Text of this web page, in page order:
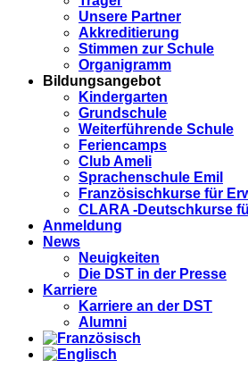
Unsere Partner
Akkre­di­tier­ung
Stimmen zur Schule
Organigramm
Bildungsangebot
Kindergarten
Grundschule
Weiterführende Schule
Feriencamps
Club Ameli
Sprachenschule Emil
Französischkurse für
CLARA -Deutschkurse
Anmeldung
News
Neuigkeiten
Die DST in der Presse
Karriere
Karriere an der DST
Alumni